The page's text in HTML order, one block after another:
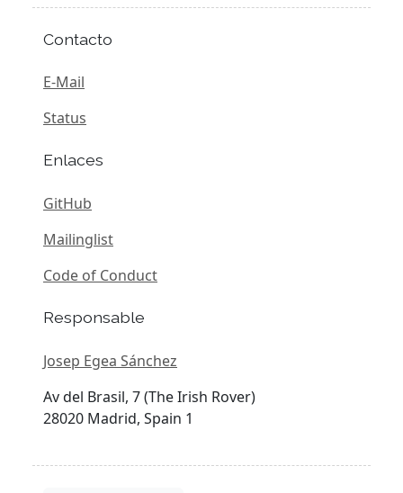
Contacto
E-Mail
Status
Enlaces
GitHub
Mailinglist
Code of Conduct
Responsable
Josep Egea Sánchez
Av del Brasil, 7 (The Irish Rover)
28020 Madrid, Spain 1